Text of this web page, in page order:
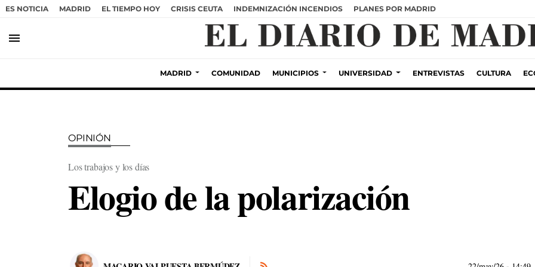
ES NOTICIA MADRID EL TIEMPO HOY CRISIS CEUTA INDEMNIZACIÓN INCENDIOS PLANES POR MADRID
menu
MADRID COMUNIDAD MUNICIPIOS UNIVERSIDAD ENTREVISTAS CULTURA
OPINIÓN
Los trabajos y los días
Elogio de la polarización